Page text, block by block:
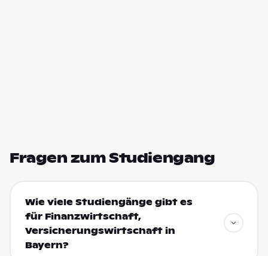
Fragen zum Studiengang
Wie viele Studiengänge gibt es
für Finanzwirtschaft,
Versicherungswirtschaft in
Bayern?